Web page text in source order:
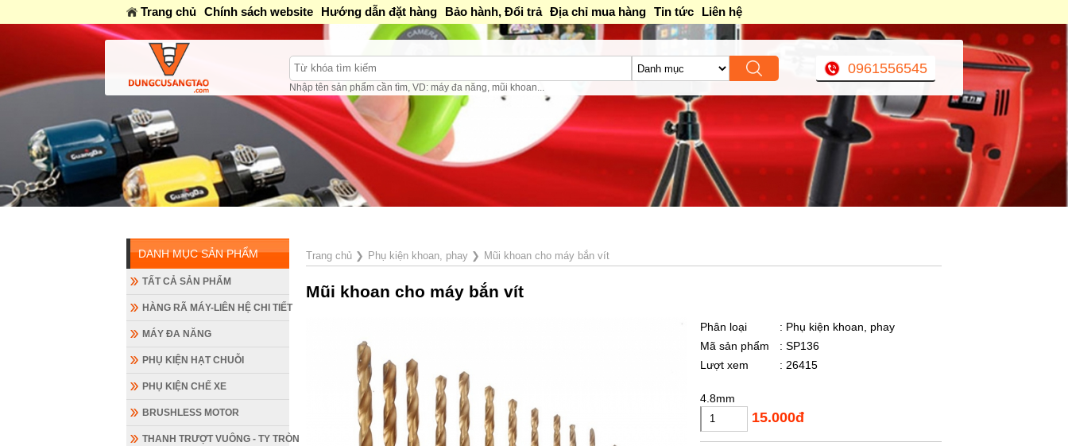
Trang chủ Chính sách website Hướng dẫn đặt hàng Bảo hành, Đổi trả Địa chỉ mua hàng Tin tức Liên hệ
Nhập tên sản phẩm cần tìm, VD: máy đa năng, mũi khoan...
0961556545
DANH MỤC SẢN PHẨM
TẤT CẢ SẢN PHẨM
HÀNG RÃ MÁY-LIÊN HỆ CHI TIẾT
MÁY ĐA NĂNG
PHỤ KIỆN HẠT CHUỖI
PHỤ KIỆN CHẾ XE
BRUSHLESS MOTOR
THANH TRƯỢT VUÔNG - TY TRÒN
Trang chủ❯ Phụ kiện khoan, phay❯ Mũi khoan cho máy bắn vít
Mũi khoan cho máy bắn vít
Phân loại
: Phụ kiện khoan, phay
Mã sản phẩm
: SP136
Lượt xem
: 26415
4.8mm
15.000đ